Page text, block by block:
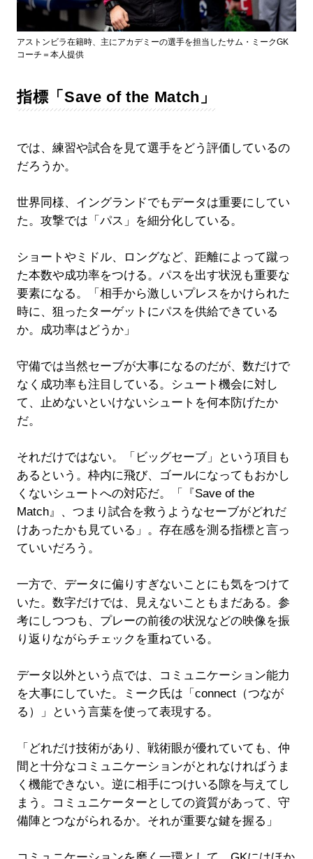
アストンビラ在籍時、主にアカデミーの選手を担当したサム・ミークGK
コーチ＝本人提供
指標「Save of the Match」
では、練習や試合を見て選手をどう評価しているの
だろうか。
世界同様、イングランドでもデータは重要にしてい
た。攻撃では「パス」を細分化している。
ショートやミドル、ロングなど、距離によって蹴っ
た本数や成功率をつける。パスを出す状況も重要な
要素になる。「相手から激しいプレスをかけられた
時に、狙ったターゲットにパスを供給できている
か。成功率はどうか」
守備では当然セーブが大事になるのだが、数だけで
なく成功率も注目している。シュート機会に対し
て、止めないといけないシュートを何本防げたか
だ。
それだけではない。「ビッグセーブ」という項目も
あるという。枠内に飛び、ゴールになってもおかし
くないシュートへの対応だ。「『Save of the
Match』、つまり試合を救うようなセーブがどれだ
けあったかも見ている」。存在感を測る指標と言っ
ていいだろう。
一方で、データに偏りすぎないことにも気をつけて
いた。数字だけでは、見えないこともまだある。参
考にしつつも、プレーの前後の状況などの映像を振
り返りながらチェックを重ねている。
データ以外という点では、コミュニケーション能力
を大事にしていた。ミーク氏は「connect（つなが
る）」という言葉を使って表現する。
「どれだけ技術があり、戦術眼が優れていても、仲
間と十分なコミュニケーションがとれなければうま
く機能できない。逆に相手につけいる隙を与えてし
まう。コミュニケーターとしての資質があって、守
備陣とつながられるか。それが重要な鍵を握る」